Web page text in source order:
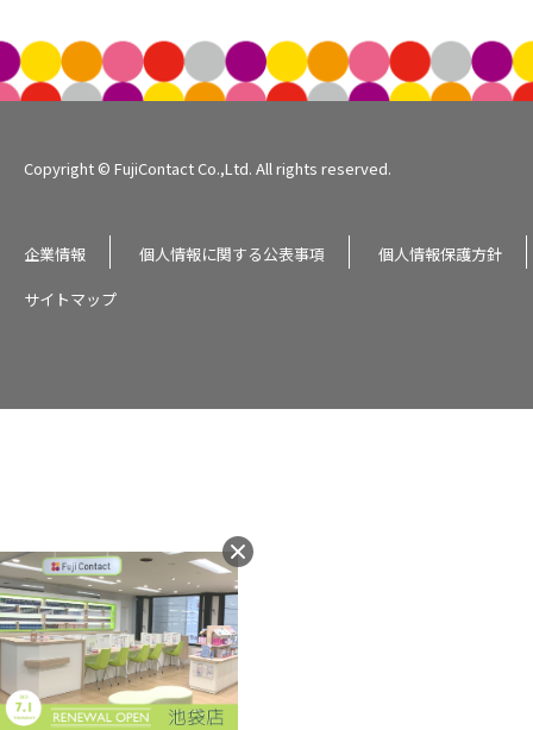
Copyright © FujiContact Co.,Ltd. All rights reserved.
企業情報 個人情報に関する公表事項
個人情報保護方針
サイトマップ